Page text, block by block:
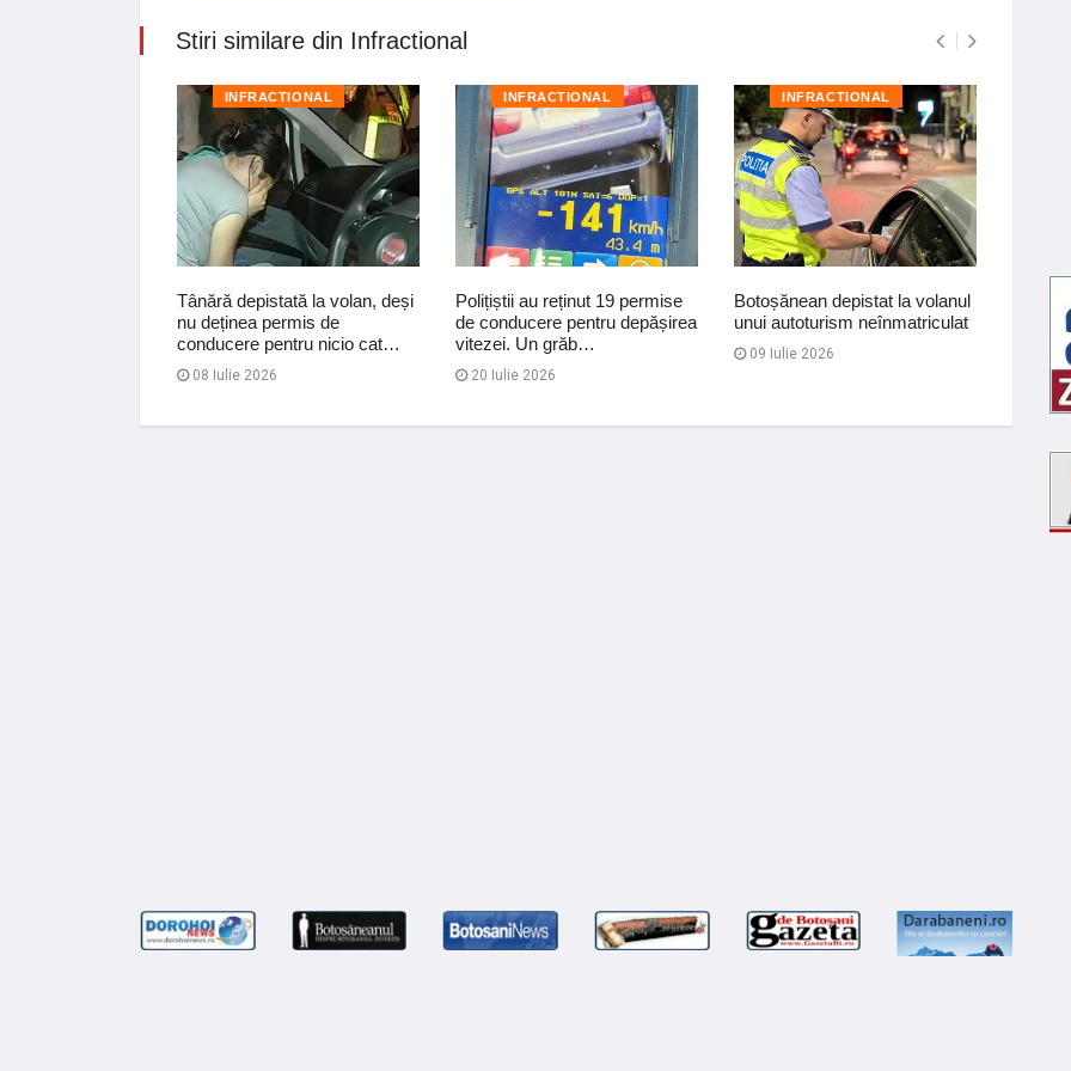
Stiri similare din Infractional
INFRACTIONAL
Tânără depistată la volan, deși
nu deținea permis de
conducere pentru nicio cat…
08 Iulie 2026
INFRACTIONAL
Polițiștii au reținut 19 permise
de conducere pentru depășirea
vitezei. Un grăb…
20 Iulie 2026
INFRACTIONAL
Botoșănean depistat la volanul
unui autoturism neînmatriculat
09 Iulie 2026
Dosar
care
a
31